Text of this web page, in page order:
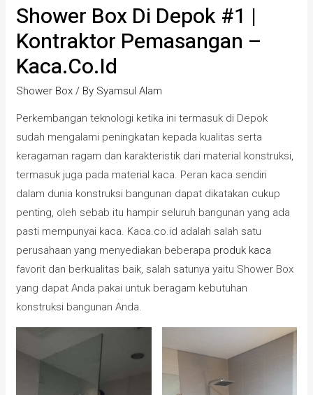
Shower Box Di Depok #1 |
Kontraktor Pemasangan –
Kaca.co.id
Shower Box / By Syamsul Alam
Perkembangan teknologi ketika ini termasuk di Depok
sudah mengalami peningkatan kepada kualitas serta
keragaman ragam dan karakteristik dari material konstruksi,
termasuk juga pada material kaca. Peran kaca sendiri
dalam dunia konstruksi bangunan dapat dikatakan cukup
penting, oleh sebab itu hampir seluruh bangunan yang ada
pasti mempunyai kaca. Kaca.co.id adalah salah satu
perusahaan yang menyediakan beberapa produk kaca
favorit dan berkualitas baik, salah satunya yaitu Shower Box
yang dapat Anda pakai untuk beragam kebutuhan
konstruksi bangunan Anda.